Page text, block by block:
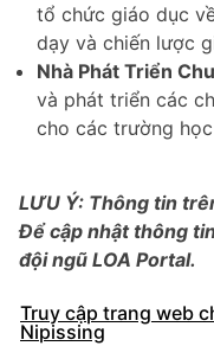
tổ chức giáo dục
dạy và chiến lược
Nhà Phát Triển
và phát triển các
cho các trường
LƯU Ý: Thông tin
Để cập nhật thông
đội ngũ LOA Portal.
Truy cập trang web
Nipissing